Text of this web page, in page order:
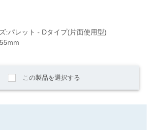
:パレット - Dタイプ(片面使用型)
この製品を選択する